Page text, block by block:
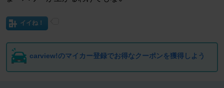
イイね！
carview!のマイカー登録でお得なクーポンを獲得しよう